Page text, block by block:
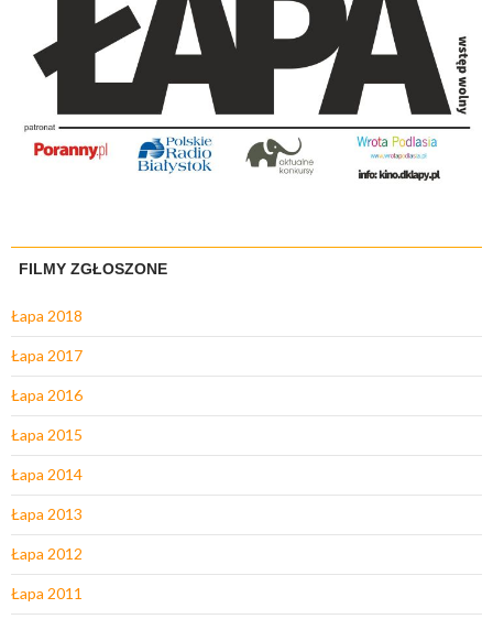
FILMY ZGŁOSZONE
Łapa 2018
Łapa 2017
Łapa 2016
Łapa 2015
Łapa 2014
Łapa 2013
Łapa 2012
Łapa 2011